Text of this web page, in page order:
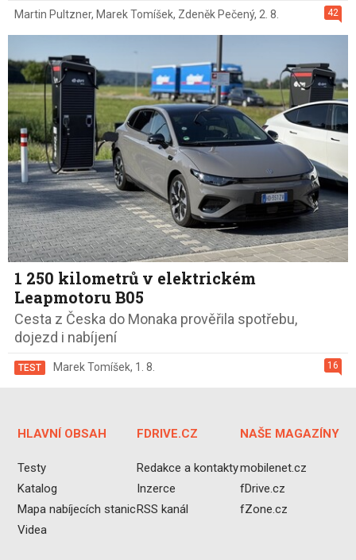
42
Martin Pultzner, Marek Tomíšek, Zdeněk Pečený, 2. 8.
1 250 kilometrů v elektrickém
Leapmotoru B05
Cesta z Česka do Monaka prověřila spotřebu,
dojezd i nabíjení
16
TEST Marek Tomíšek, 1. 8.
HLAVNÍ OBSAH
Testy
Katalog
Mapa nabíjecích stanic
Videa
FDRIVE.CZ
Redakce a kontakty
Inzerce
RSS kanál
NAŠE MAGAZÍNY
mobilenet.cz
fDrive.cz
fZone.cz